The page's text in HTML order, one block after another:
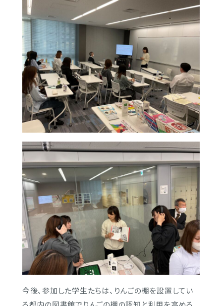
大妻女子大学
今後、参加した学生たちは、 りんごの棚を設置してい